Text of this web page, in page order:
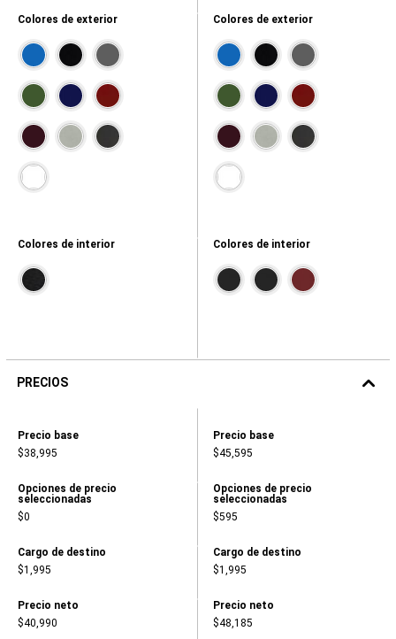
con
con
8
TA
850RE,
8
TA
850RE,
Colores de exterior
muestras
de
Presiona
para
navegar.
Colores de exterior
muestras
de
Presiona
para
navegar.
Colores de interior
muestras
de
Colores de interior
muestras
de
PRECIOS
GT
RWD
GT
PLUS
AWD
Precios,
Precio
base,
$38,995
Precio base
$38,995
Precios,
Precio
base,
$45,595
Precio base
$45,595
Precios,
Opciones
de
precio
,
$0
Opciones de precio
seleccionadas
$0
Precios,
Opciones
de
precio
,
$595
Opciones de precio
seleccionadas
$595
Precios,
Cargo
de
,
$1,995
Cargo de destino
$1,995
Precios,
Cargo
de
,
$1,995
Cargo de destino
$1,995
Precios,
Precio
neto,
Precio neto
$40,990
Precios,
Precio
neto,
Precio neto
$48,185